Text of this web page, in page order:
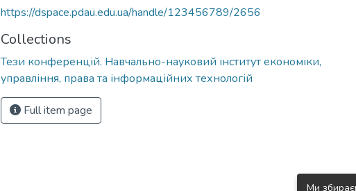
https://dspace.pdau.edu.ua/handle/123456789/2656
Collections
Тези конференцій. Навчально-науковий інститут економіки,
управління, права та інформаційних технологій
Full item page
Ми